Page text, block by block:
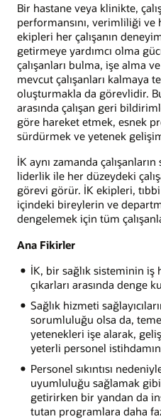
Bir hastane veya klinikte,
performansını, verimliliği ve
ekipleri her çalışanın
getirmeye yardımcı olma
çalışanları bulma, işe alma ve
mevcut çalışanları kalmaya
oluşturmakla da görevlidir.
arasında çalışan geri
göre hareket etmek, esnek
sürdürmek ve yetenek
İK aynı zamanda
liderlik ile her düzeydeki
görevi görür. İK ekipleri,
içindeki bireylerin ve
dengelemek için tüm
Ana Fikirler
İK, bir sağlık sisteminin iş
çıkarları arasında denge
Sağlık hizmeti
sorumluluğu olsa da,
yetenekleri işe alarak,
yeterli personel
Personel sıkıntısı
uyumluluğu sağlamak
getirirken bir yandan da
tutan programlara daha